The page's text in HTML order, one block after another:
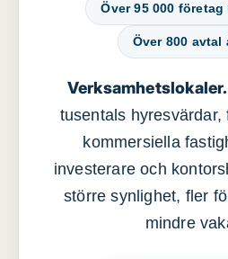
Över 95 000
Över 800 avtal
tusentals hyresvärdar,
kommersiella
investerare och
större synlighet, fler
mindre